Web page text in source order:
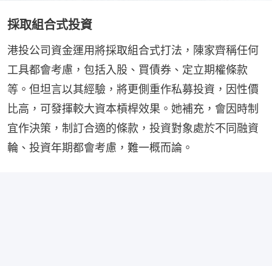
採取組合式投資
港投公司資金運用將採取組合式打法，陳家齊稱任何
工具都會考慮，包括入股、買債券、定立期權條款
等。但坦言以其經驗，將更側重作私募投資，因性價
比高，可發揮較大資本槓桿效果。她補充，會因時制
宜作決策，制訂合適的條款，投資對象處於不同融資
輪、投資年期都會考慮，難一概而論。